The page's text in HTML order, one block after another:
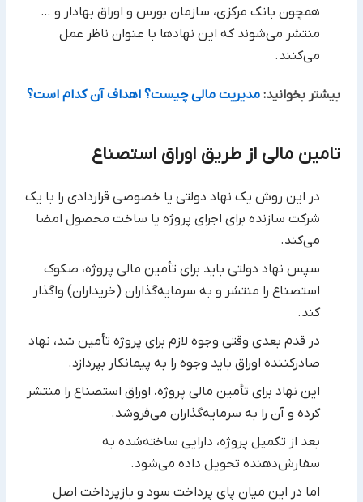
همچون بانک مرکزی، سازمان بورس و اوراق بهادار و …
منتشر می‌شوند ‏که این نهادها با عنوان ناظر عمل
می‌کنند.‏
بیشتر بخوانید: مدیریت مالی چیست؟ اهداف آن کدام است؟
تامین مالی از طریق اوراق استصناع
در این روش یک نهاد دولتی یا خصوصی قراردادی را با یک
شرکت سازنده برای اجرای پروژه یا ساخت محصول امضا
می‌کند. ‏
سپس نهاد دولتی باید برای تأمین مالی پروژه، صکوک
استصناع را منتشر و به سرمایه‌گذاران (خریداران) واگذار
کند. ‏
در قدم بعدی وقتی وجوه لازم برای پروژه تأمین شد، نهاد
صادرکننده اوراق باید وجوه را به پیمانکار بپردازد. ‏
این نهاد برای تأمین مالی پروژه، اوراق استصناع را منتشر
کرده و آن را به سرمایه‌گذاران می‌فروشد.‏
بعد از تکمیل پروژه، دارایی ساخته‌شده به
سفارش‌دهنده تحویل داده می‌شود.‏
اما در این میان پای پرداخت سود و بازپرداخت اصل